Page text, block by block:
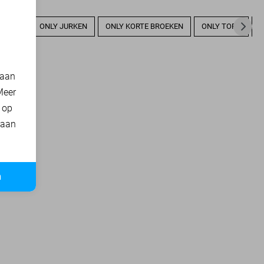
ONLY JURKEN ONLY KORTE BROEKEN ONLY TOPS